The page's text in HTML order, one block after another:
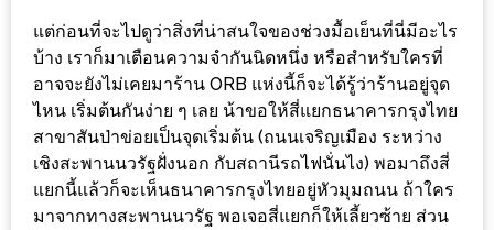
ของ
เชียงใหม่
ที่
ต้อง
ไป
ลอง
แต่ก่อนที่จะไปดูว่าสิ่งที่น่าสนใจของช่วงมื้อเย็นที่นี่มีอะไร
บ้าง เราก็มาเตือนความจำกันนิดหนึ่ง หรือสำหรับใครที่
อาจจะยังไม่เคยมาร้าน ORB แห่งนี้ก็จะได้รู้ว่าร้านอยู่จุด
ไหน เริ่มต้นกันง่าย ๆ เลย น้าขอให้สี่แยกธนาคารกรุงไทย
สาขาสันป่าข่อยเป็นจุดเริ่มต้น (ถนนเจริญเมือง ระหว่าง
เชิงสะพานนวรัฐฝั่งนอก กับสถานีรถไฟนั่นไง) พอมาถึงสี่
แยกนี้แล้วก็จะเห็นธนาคารกรุงไทยอยู่หัวมุมถนน ถ้าใคร
มาจากทางสะพานนวรัฐ พอเจอสี่แยกก็ให้เลี้ยวซ้าย ส่วน